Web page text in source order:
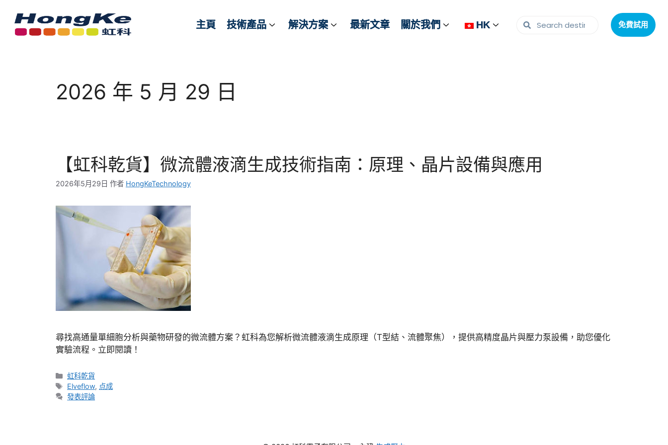
主頁 技術產品 解決方案 最新文章 關於我們 HK 免費試用
主頁 技術產品 解決方案 最新文章 關於我們 HK 免費試用
2026 年 5 月 29 日
【虹科乾貨】微流體液滴生成技術指南：原理、晶片設備與應用
2026年5月29日 作者 HongKeTechnology
尋找高通量單細胞分析與藥物研發的微流體方案？虹科為您解析微流體液滴生成原理（T型結、流體聚焦），提供高精度晶片與壓力泵設備，助您優化
實驗流程。立即閱讀！
虹科乾貨
Elveflow, 点成
發表評論